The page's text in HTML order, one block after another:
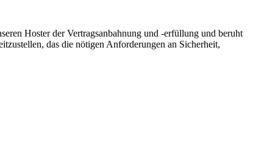
Hoster der Vertragsanbahnung und -erfüllung und beruht
das die nötigen Anforderungen an Sicherheit,